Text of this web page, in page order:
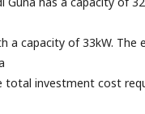
a capacity of 33kW. The
total investment cost